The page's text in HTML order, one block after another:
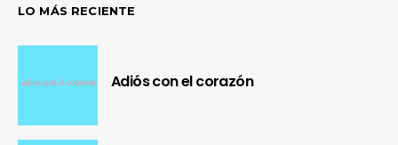
LO MÁS RECIENTE
Adiós con el corazón